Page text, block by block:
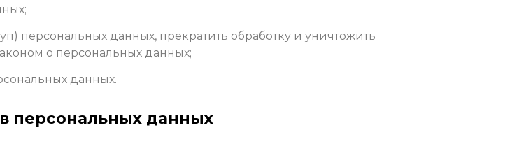
персональных данных, прекратить обработку и уничтожить
о персональных данных;
данных.
персональных данных